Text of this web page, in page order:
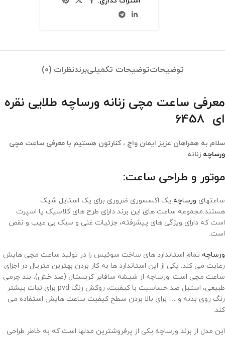
توضیحاتتوضیحات تکمیلیبرندنظرات (0)
معرفی ساعت مچی زنانه ورساچه طلایی نقره
ای 6458
سلام به همراهان عزیز ایمان واچ ، کنارتون هستیم با معرفی ساعت مچی
ورساچه زنانه
موتور و طراحی ساعت:
ساعتهای ورساچه یک اکسسوری ضروری برای یک استایل شیک
هستند.مجموعه ساعت های این برند دارای طرح های کلاسیک یا اسپرت
است که دارای ویژگی های پیشرفته، جزئیات غنی و سبک بی عیب و نقص
است.
ورساچه تمام استاندارد های ساخت سوئیس را در تولید ساعت مچی هایش
رعایت می کند. یکی از این استاندارد ها به کار بردن بهترین متریال در اجزای
ساعت مچی است. ورساچه از شیشه سافایر کریستال (ضد خش)، بند چرمی
طبیعی، استیل ضد حساسیت با کیفیت، روکش رنگ pvd برای ثبات بیشتر
رنگ روی بدنه و … برای بالا بردن سطح کیفیت ساعت هایش استفاده می
کند.
این مدل از برند ورساچه یکی از پرفروشترین مدلها است که به خاطر طراحی